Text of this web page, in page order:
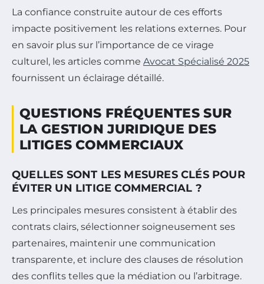
La confiance construite autour de ces efforts
impacte positivement les relations externes. Pour
en savoir plus sur l’importance de ce virage
culturel, les articles comme Avocat Spécialisé 2025
fournissent un éclairage détaillé.
QUESTIONS FRÉQUENTES SUR
LA GESTION JURIDIQUE DES
LITIGES COMMERCIAUX
QUELLES SONT LES MESURES CLÉS POUR
ÉVITER UN LITIGE COMMERCIAL ?
Les principales mesures consistent à établir des
contrats clairs, sélectionner soigneusement ses
partenaires, maintenir une communication
transparente, et inclure des clauses de résolution
des conflits telles que la médiation ou l’arbitrage.